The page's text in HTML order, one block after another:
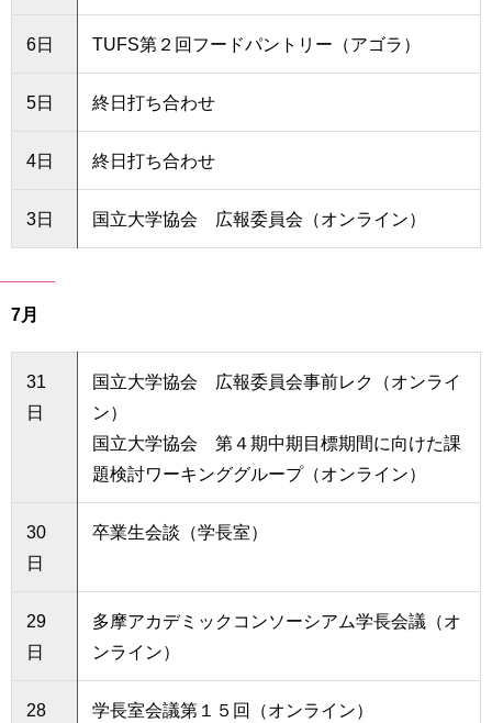
6日 TUFS第２回フードパントリー（アゴラ）
5日 終日打ち合わせ
4日 終日打ち合わせ
3日 国立大学協会 広報委員会（オンライン）
7月
31
日
国立大学協会 広報委員会事前レク（オンライ
ン）
国立大学協会 第４期中期目標期間に向けた課
題検討ワーキンググループ（オンライン）
30
日
卒業生会談（学長室）
29
日
多摩アカデミックコンソーシアム学長会議（オ
ンライン）
28
学長室会議第１５回（オンライン）